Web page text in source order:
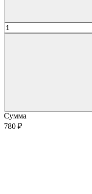
Сумма
780 ₽